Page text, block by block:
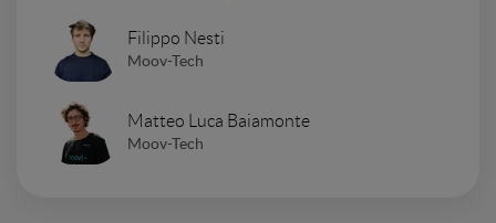
Filippo Nesti
Moov-Tech
Matteo Luca Baiamonte
Moov-Tech